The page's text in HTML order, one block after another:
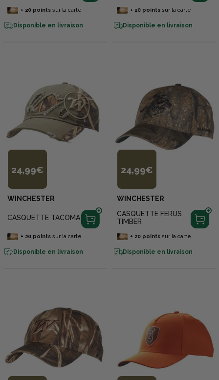
+ 20pointssur la carte
Disponible en livraison
+ 20pointssur la carte
Disponible en livraison
24,99€
WINCHESTER
CASQUETTE TACOMA
+ 20pointssur la carte
Disponible en livraison
24,99€
WINCHESTER
CASQUETTE FERUS
TIMBER
+ 20pointssur la carte
Disponible en livraison